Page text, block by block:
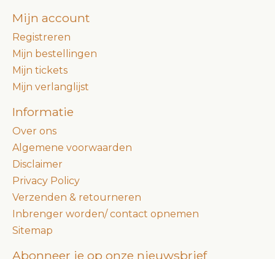
Mijn account
Registreren
Mijn bestellingen
Mijn tickets
Mijn verlanglijst
Informatie
Over ons
Algemene voorwaarden
Disclaimer
Privacy Policy
Verzenden & retourneren
Inbrenger worden/ contact opnemen
Sitemap
Abonneer je op onze nieuwsbrief